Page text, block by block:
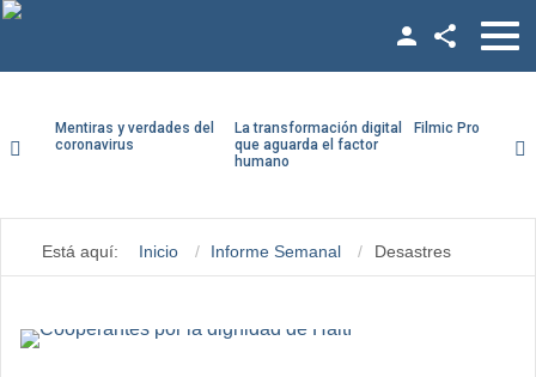
YouTube
LinkedIn
Mentiras y verdades del
coronavirus
La transformación digital
que aguarda el factor
humano
Filmic Pro paso a
Está aquí: Inicio Informe Semanal Desastres